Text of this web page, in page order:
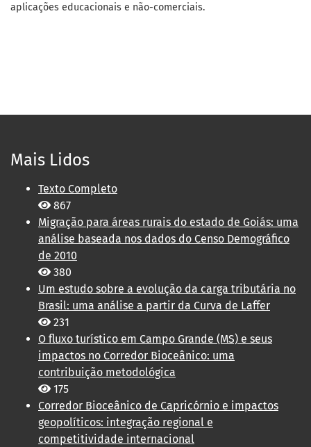
aplicações educacionais e não-comerciais.
Mais Lidos
Texto Completo
867
Migração para áreas rurais do estado de Goiás: uma
análise baseada nos dados do Censo Demográfico
de 2010
380
Um estudo sobre a evolução da carga tributária no
Brasil: uma análise a partir da Curva de Laffer
231
O fluxo turístico em Campo Grande (MS) e seus
impactos no Corredor Bioceânico: uma
contribuição metodológica
175
Corredor Bioceânico de Capricórnio e impactos
geopolíticos: integração regional e
competitividade internacional